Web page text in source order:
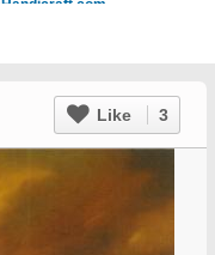
Like 3